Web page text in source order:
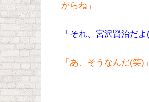
からね」
「それ、宮沢賢治だよ(
「あ、そうなんだ(笑)」